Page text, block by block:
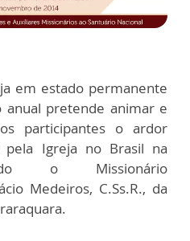
em estado permanente
anual pretende animar e
participantes o ardor
pela Igreja no Brasil na
o Missionário
Medeiros, C.Ss.R., da